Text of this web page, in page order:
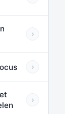
›
›
›